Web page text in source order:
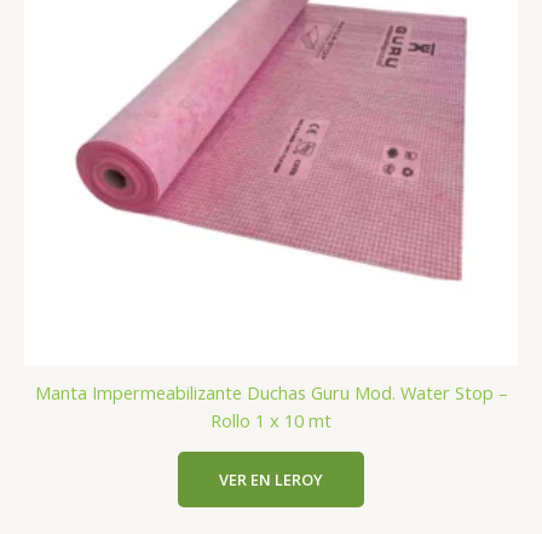
Manta Impermeabilizante Duchas Guru Mod. Water Stop –
Rollo 1 x 10 mt
VER EN LEROY